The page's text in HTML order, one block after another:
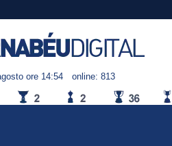
ore 14:54 online: 813